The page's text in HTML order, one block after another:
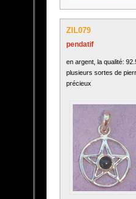
ZIL079
pendatif
en argent, la qualité:
plusieurs sortes de
précieux